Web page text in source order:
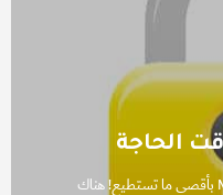
قلل درجة الوصول للClass أو الMember بأقصى ما تستطيع! هناك